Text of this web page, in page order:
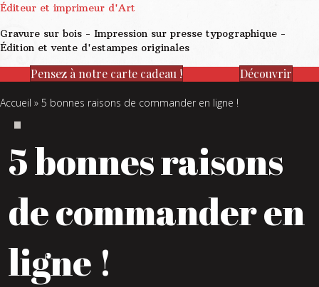
Éditeur et imprimeur d'Art
Gravure sur bois - Impression sur presse typographique -
Édition et vente d'estampes originales
Pensez à notre carte cadeau ! Découvrir
Accueil » 5 bonnes raisons de commander en ligne !
5 bonnes raisons
de commander en
ligne !